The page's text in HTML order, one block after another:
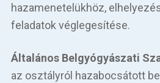
hazamenetelükhöz,
feladatok véglegesítése.
Általános Belgyógyászati
az osztályról hazabocsátott